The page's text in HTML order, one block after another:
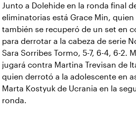
Junto a Dolehide en la ronda final
eliminatorias está Grace Min, quien
también se recuperó de un set en
para derrotar a la cabeza de serie
Sara Sorribes Tormo, 5-7, 6-4, 6-2.
jugará contra Martina Trevisan de
quien derrotó a la adolescente en
Marta Kostyuk de Ucrania en la
ronda.